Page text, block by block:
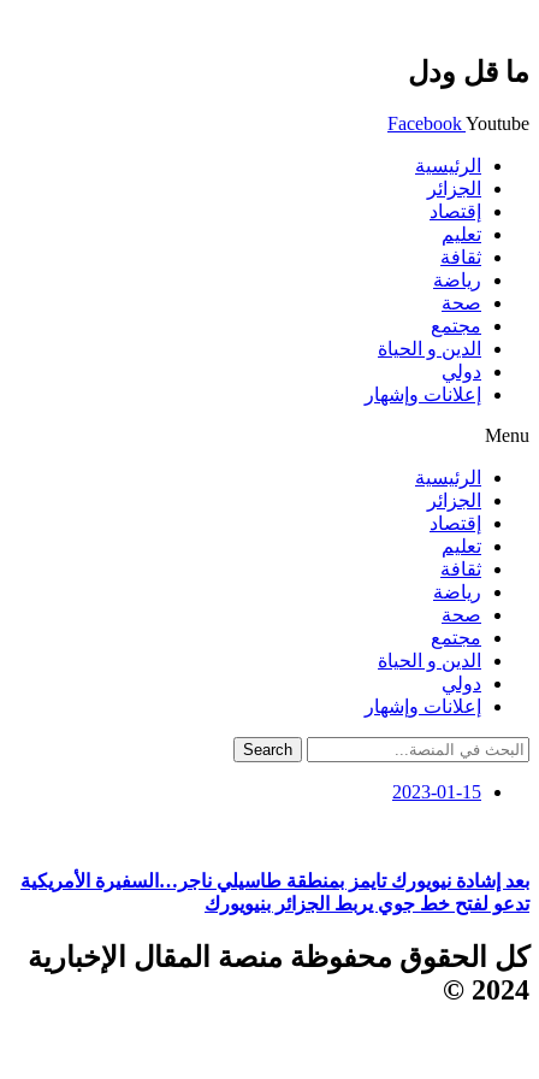
ما قل ودل
FacebookYoutube
الرئيسية
الجزائر
إقتصاد
تعليم
ثقافة
رياضة
صحة
مجتمع
الدين و الحياة
دولي
إعلانات وإشهار
Menu
الرئيسية
الجزائر
إقتصاد
تعليم
ثقافة
رياضة
صحة
مجتمع
الدين و الحياة
دولي
إعلانات وإشهار
Search
2023-01-15
بعد إشادة نيويورك تايمز بمنطقة طاسيلي ناجر…السفيرة الأمريكية
تدعو لفتح خط جوي يربط الجزائر بنيويورك
كل الحقوق محفوظة منصة المقال الإخبارية
2024 ©